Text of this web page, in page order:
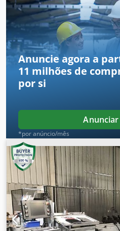
técnicos: - Volume de
Dodpfjzhmz Uox Amhekr -
μm (ultraprecisão) -
sensores de alta tecnologia -
industriais diferentes) -
apenas para empresas. Preço
bruto: 142.800,00 € Será
discriminado.
Anuncie agora a
11 milhões de
por si
*por anúncio/mês